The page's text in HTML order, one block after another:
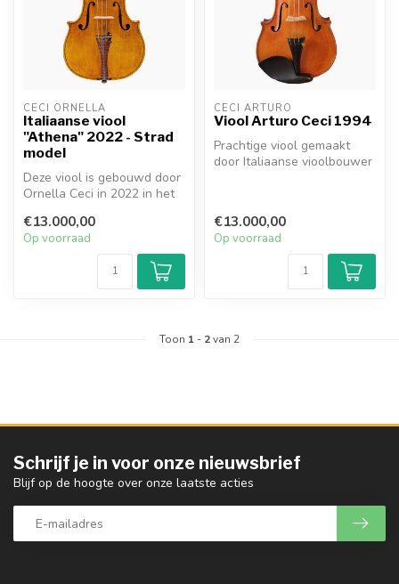
CECI ORNELLA
Italiaanse viool
"Athena" 2022 - Strad
model
Deze viool is gebouwd door
Ornella Ceci in 2022 in het
€13.000,00
Op voorraad
CECI ARTURO
Viool Arturo Ceci 1994
Prachtige viool gemaakt
door Italiaanse vioolbouwer
€13.000,00
Op voorraad
Toon 1 - 2van 2
Schrijf je in voor onze nieuwsbrief
Blijf op de hoogte over onze laatste acties